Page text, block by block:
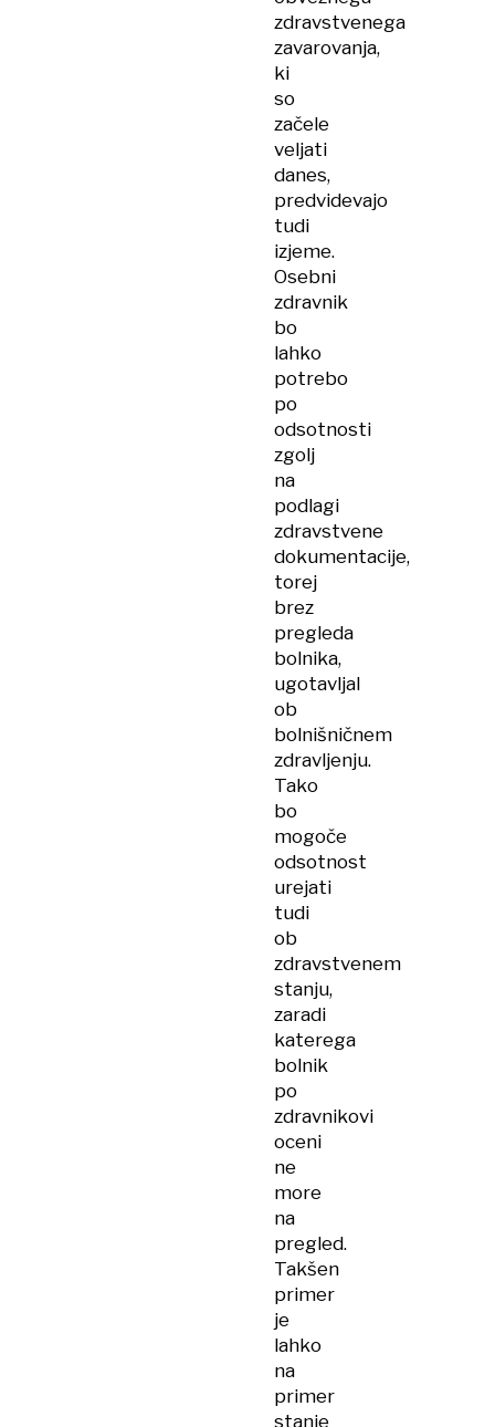
zdravstvenega
zavarovanja,
ki
so
začele
veljati
danes,
predvidevajo
tudi
izjeme.
Osebni
zdravnik
bo
lahko
potrebo
po
odsotnosti
zgolj
na
podlagi
zdravstvene
dokumentacije,
torej
brez
pregleda
bolnika,
ugotavljal
ob
bolnišničnem
zdravljenju.
Tako
bo
mogoče
odsotnost
urejati
tudi
ob
zdravstvenem
stanju,
zaradi
katerega
bolnik
po
zdravnikovi
oceni
ne
more
na
pregled.
Takšen
primer
je
lahko
na
primer
stanje